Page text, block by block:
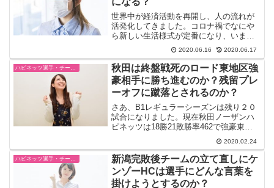
世界中が経済活動を再開し、人の流れが
活発化してきました。コロナ禍でなにや
ら新しい生活様式が定番になり、いまま
で当たり前だった、人の集まりそのもの
が大きくチェンジすることになりまし
た。三密対策という言葉も生まれて、芸
能やスポーツのイベントは一...
2020.06.16 2020.06.17
秋田は終盤戦死のロード東地区強
豪相手に勝ち進むのか？残留プレ
ーオフに蹴落とされるのか？
さあ、B1レギュラーシーズンは残り２０
試合になりました。現在秋田ノーザンハ
ピネッツは18勝21敗勝率462で強豪東地
区で５位！うーん地区格差はしようがな
いものの、全体では秋田の成績よりも下
のチームは、富山、名古屋、北海道、新
潟、島根、横浜、...
2020.02.24
ハピネッツ選手・チーム・ゲーム情報
新潟完敗後チームの立て直しにケ
ンゾーHCは選手にどんな言葉を
掛けようとするのか？